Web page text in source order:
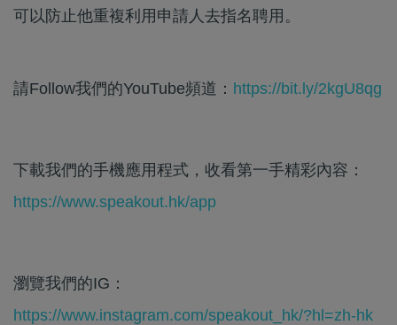
可以防止他重複利用申請人去指名聘用。
請Follow我們的YouTube頻道： https://bit.ly/2kgU8qg
下載我們的手機應用程式，收看第一手精彩內容：
https://www.speakout.hk/app
瀏覽我們的IG：
https://www.instagram.com/speakout_hk/?hl=zh-hk